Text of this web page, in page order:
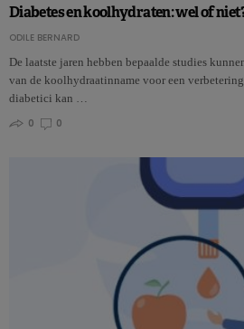
Diabetes en koolhydraten: wel of
ODILE BERNARD
De laatste jaren hebben bepaalde studies
van de koolhydraatinname voor een
diabetici kan …
0
0